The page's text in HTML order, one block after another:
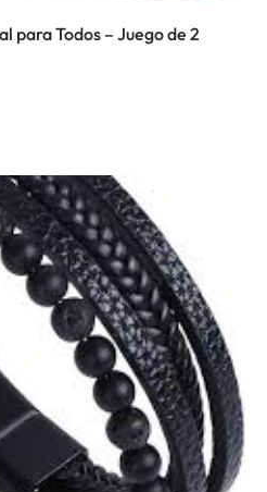
para Todos – Juego de 2